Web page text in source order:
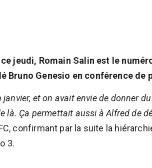
jeudi, Romain Salin est le
Bruno Genesio en conférence de
janvier, et on avait envie de donner
là. Ça permettait aussi à Alfred de
confirmant par la suite la
3.